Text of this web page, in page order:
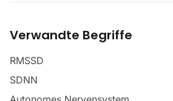
Verwandte Begriffe
RMSSD
SDNN